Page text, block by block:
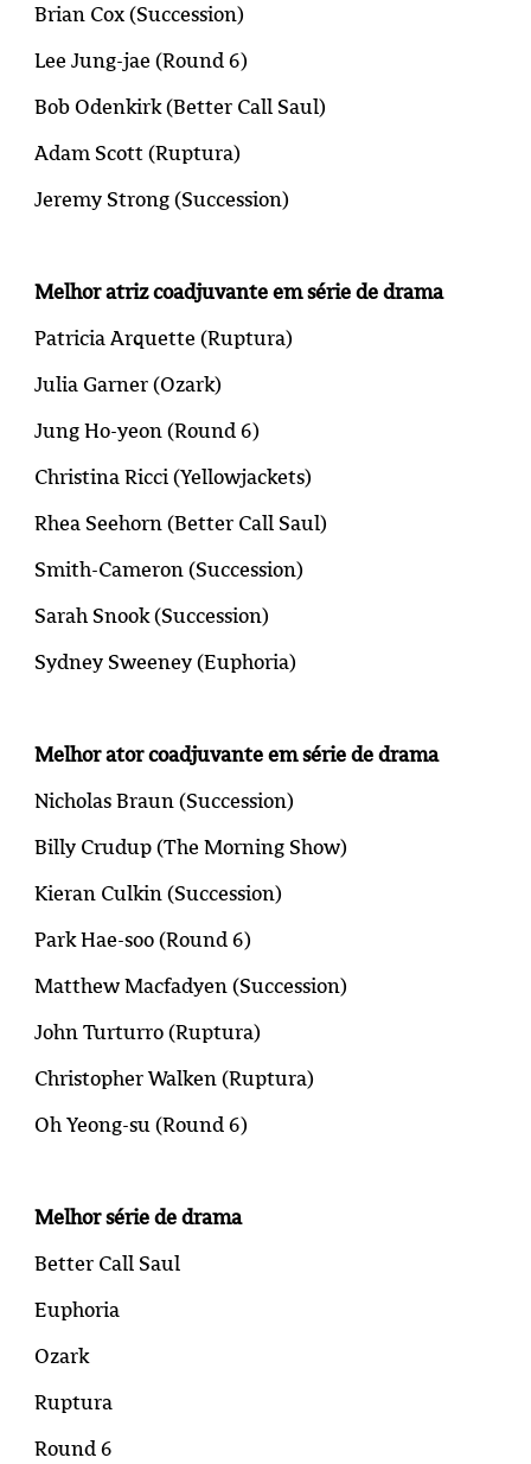
Brian Cox (Succession)
Lee Jung-jae (Round 6)
Bob Odenkirk (Better Call Saul)
Adam Scott (Ruptura)
Jeremy Strong (Succession)
Melhor atriz coadjuvante em série de drama
Patricia Arquette (Ruptura)
Julia Garner (Ozark)
Jung Ho-yeon (Round 6)
Christina Ricci (Yellowjackets)
Rhea Seehorn (Better Call Saul)
Smith-Cameron (Succession)
Sarah Snook (Succession)
Sydney Sweeney (Euphoria)
Melhor ator coadjuvante em série de drama
Nicholas Braun (Succession)
Billy Crudup (The Morning Show)
Kieran Culkin (Succession)
Park Hae-soo (Round 6)
Matthew Macfadyen (Succession)
John Turturro (Ruptura)
Christopher Walken (Ruptura)
Oh Yeong-su (Round 6)
Melhor série de drama
Better Call Saul
Euphoria
Ozark
Ruptura
Round 6